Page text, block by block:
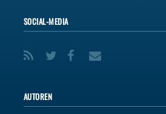
SOCIAL-MEDIA
AUTOREN